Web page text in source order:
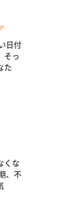
日付
そっ
た
くな
、不